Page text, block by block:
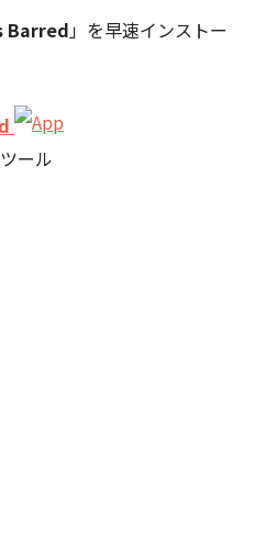
Barred 」を早速インストー
ール